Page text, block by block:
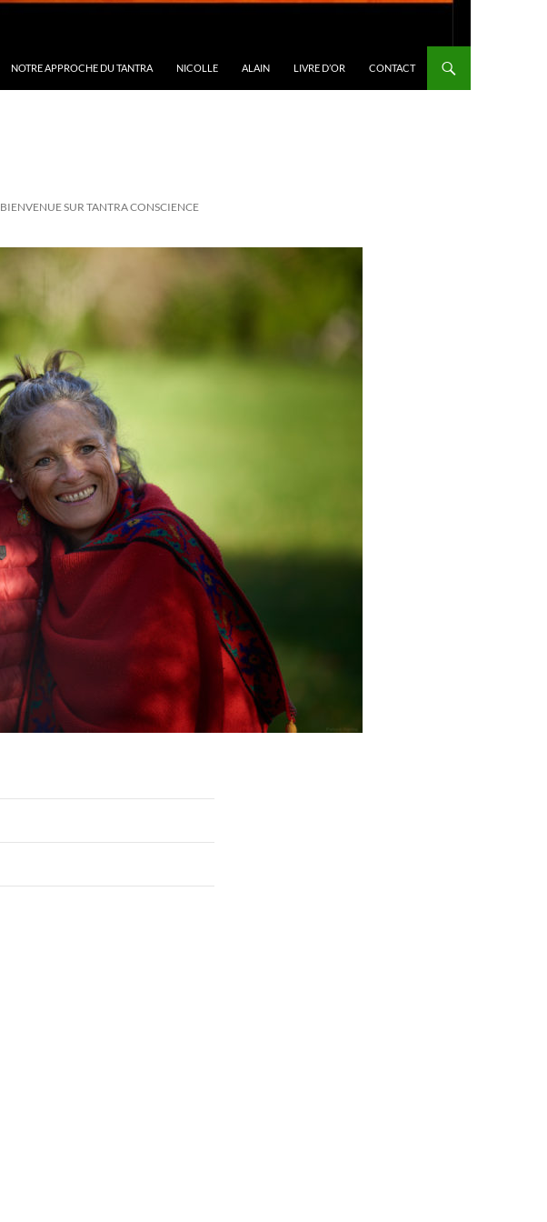
NOTRE APPROCHE DU TANTRA NICOLLE ALAIN LIVRE D’OR CONTACT
BIENVENUE SUR TANTRA CONSCIENCE